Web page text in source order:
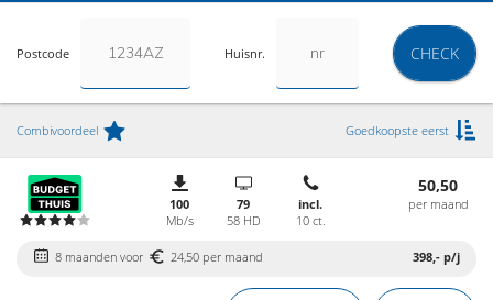
Postcode Huisnr. CHECK
Combivoordeel Goedkoopste eerst
100
Mb/s
79
58 HD
incl.
10 ct.
50,50
per maand
8 maanden voor 24,50 per maand 398,- p/j